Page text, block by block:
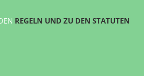
REGELN UND ZU DEN STATUTEN